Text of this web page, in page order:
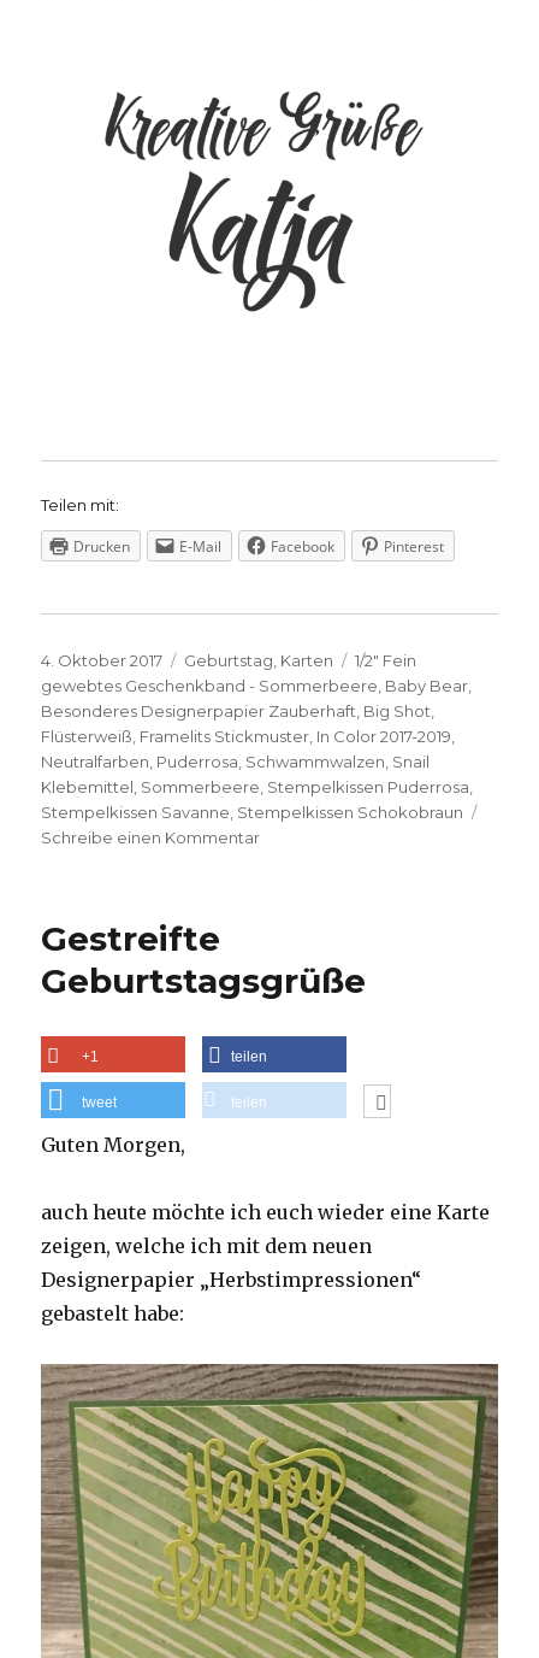
Teilen mit:
Drucken E-Mail Facebook Pinterest
Veröffentlicht
am
4. Oktober 2017 Kategorien
Geburtstag, Karten Schlagwörter
1/2" Fein
gewebtes Geschenkband - Sommerbeere, Baby Bear,
Besonderes Designerpapier Zauberhaft, Big Shot,
Flüsterweiß, Framelits Stickmuster, In Color 2017-2019,
Neutralfarben, Puderrosa, Schwammwalzen, Snail
Klebemittel, Sommerbeere, Stempelkissen Puderrosa,
Stempelkissen Savanne, Stempelkissen Schokobraun
Schreibe einen Kommentarzu
Gestreifte
Geburtstagsgrüße
+1 teilen
tweet teilen
Guten Morgen,
auch heute möchte ich euch wieder eine Karte
zeigen, welche ich mit dem neuen
Designerpapier „Herbstimpressionen“
gebastelt habe: